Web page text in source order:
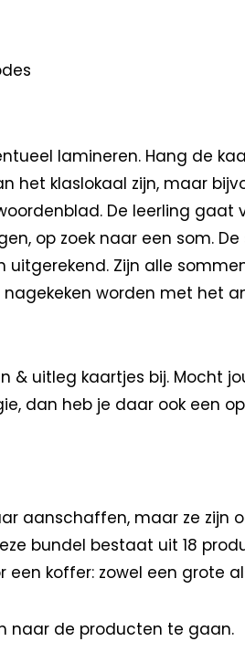
lamineren. Hang de
het klaslokaal zijn, maar
De leerling gaat
op zoek naar een som.
uitgerekend. Zijn alle
nagekeken worden met het
& uitleg kaartjes bij. Mocht
dan heb je daar ook een
aanschaffen, maar ze zijn
bundel bestaat uit 18
koffer: zowel een grote
naar de producten te gaan.